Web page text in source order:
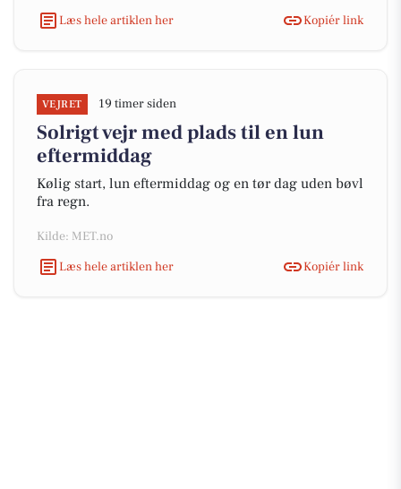
Læs hele artiklen her
Kopiér link
VEJRET 19 timer siden
Solrigt vejr med plads til en lun
eftermiddag
Kølig start, lun eftermiddag og en tør dag uden bøvl
fra regn.
Kilde: MET.no
Læs hele artiklen her
Kopiér link